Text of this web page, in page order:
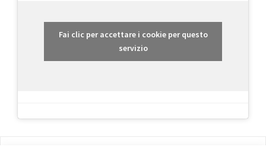
Fai clic per accettare i cookie per questo
servizio